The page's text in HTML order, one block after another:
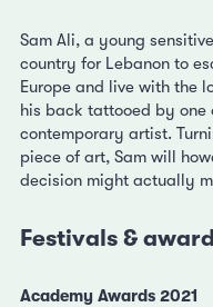
Sam Ali, a young
country for Lebanon to
Europe and live with the
his back tattooed by one
contemporary artist.
piece of art, Sam will
decision might actually
Festivals &
Academy Awards 2021